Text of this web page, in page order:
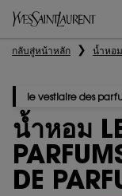
เนื้อหาหลัก
กลับสู่หน้าหลัก น้ำหอม
le vestiaire des
น้ำหอม
DE